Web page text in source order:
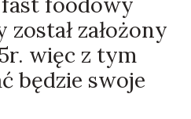
założony
więc z tym
będzie swoje